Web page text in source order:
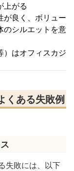
上がる
が良く、ボリュー
のシルエットを意
）はオフィスカジ
くある失敗例
失敗には、以下